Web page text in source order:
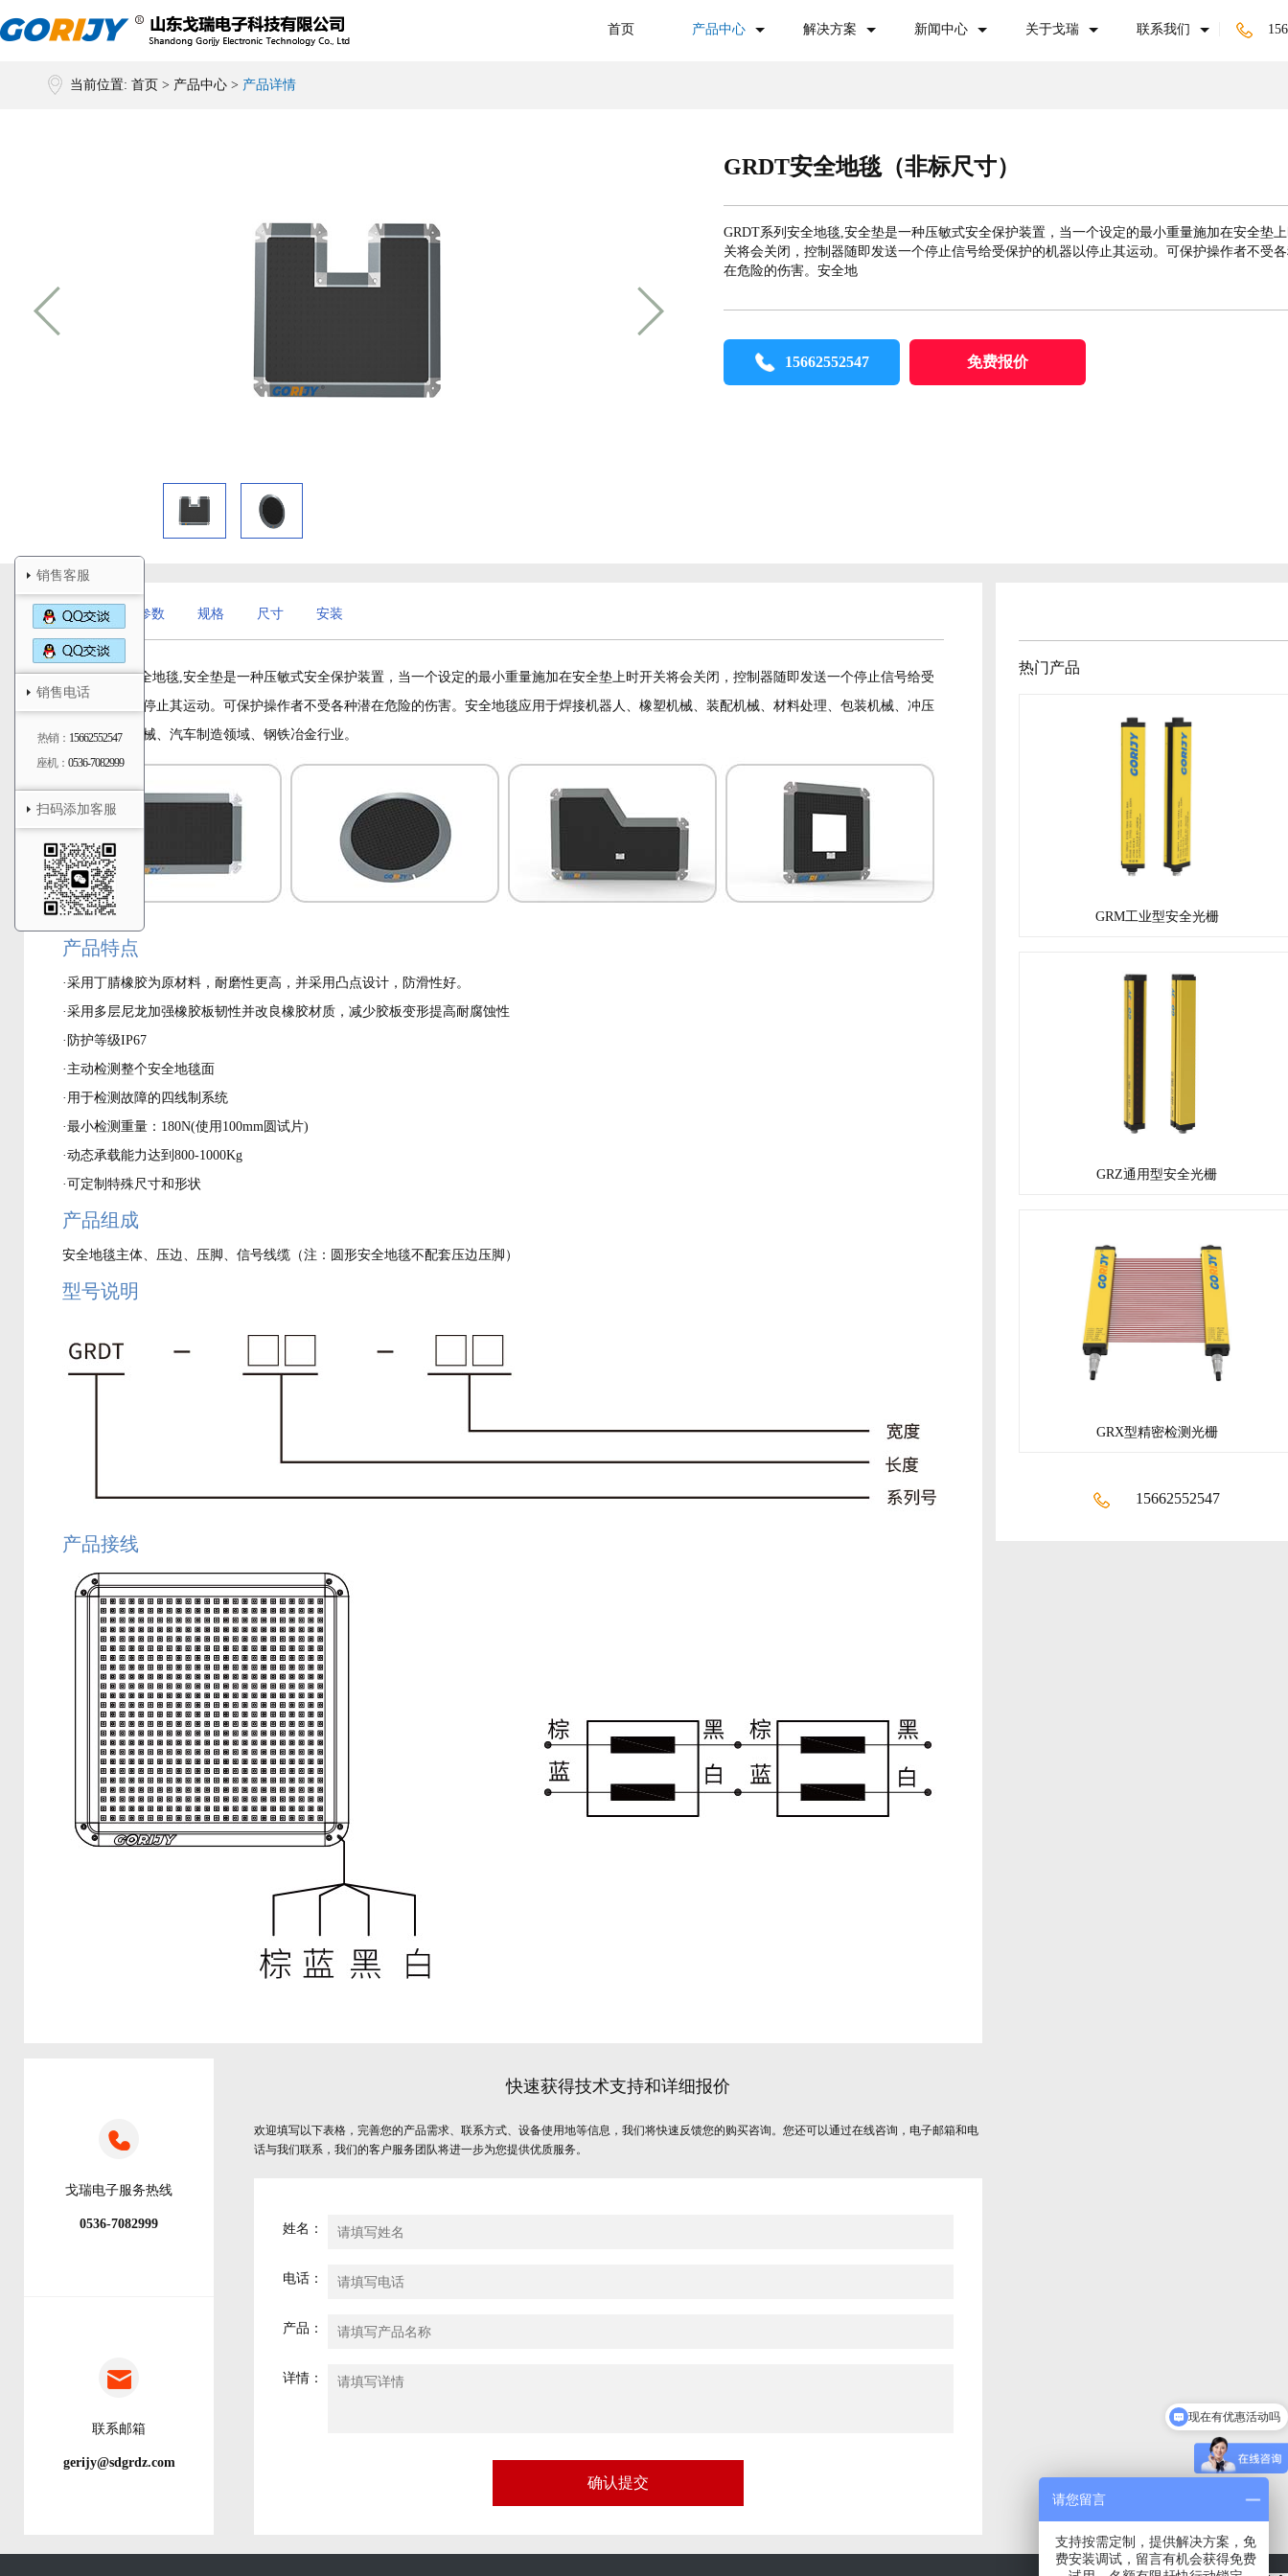
首页 产品中心 解决方案 新闻中心 关于戈瑞 联系我们
当前位置: 首页 > 产品中心 > 产品详情
GRDT安全地毯（非标尺寸）
GRDT系列安全地毯,安全垫是一种压敏式安全保护装置，当一个设定的最小重量施加在安全垫
关将会关闭，控制器随即发送一个停止信号给受保护的机器以停止其运动。可保护操作者不受
在危险的伤害。安全地
15662552547 免费报价
详情 参数 规格 尺寸 安装
GRDT系列安全地毯,安全垫是一种压敏式安全保护装置，当一个设定的最小重量施加在安全垫上时开关将会关闭，控制器随即发送一个停止信号给受
保护的机器以停止其运动。可保护操作者不受各种潜在危险的伤害。安全地毯应用于焊接机器人、橡塑机械、装配机械、材料处理、包装机械、冲压
机械、压力机械、汽车制造领域、钢铁冶金行业。
产品特点
·采用丁腈橡胶为原材料，耐磨性更高，并采用凸点设计，防滑性好。
·采用多层尼龙加强橡胶板韧性并改良橡胶材质，减少胶板变形提高耐腐蚀性
·防护等级IP67
·主动检测整个安全地毯面
·用于检测故障的四线制系统
·最小检测重量：180N(使用100mm圆试片)
·动态承载能力达到800-1000Kg
·可定制特殊尺寸和形状
产品组成
安全地毯主体、压边、压脚、信号线缆（注：圆形安全地毯不配套压边压脚）
型号说明
产品接线
戈瑞电子服务热线
0536-7082999
联系邮箱
gerijy@sdgrdz.com
快速获得技术支持和详细报价
欢迎填写以下表格，完善您的产品需求、联系方式、设备使用地等信息，我们将快速反馈您的购买咨询。您还可以通过在线咨询，电子邮箱和电
话与我们联系，我们的客户服务团队将进一步为您提供优质服务。
姓名：
电话：
产品：
详情：
确认提交
热门产品
GRM工业型安全光栅
GRZ通用型安全光栅
GRX型精密检测光栅
15662552547
销售客服
销售电话
热销： 15662552547
座机： 0536-7082999
扫码添加客服
现在有优惠活动吗
请您留言
支持按需定制，提供解决方案，免
费安装调试，留言有机会获得免费